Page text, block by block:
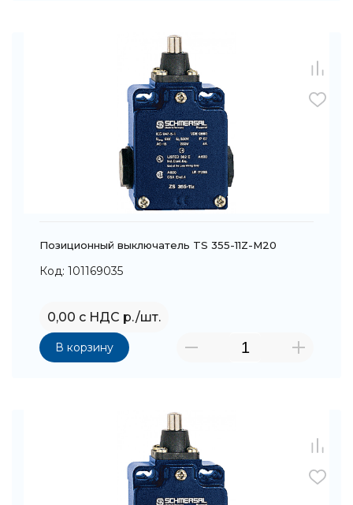
Позиционный выключатель TS 355-11Z-M20
Код: 101169035
0,00 с НДС р./шт.
В корзину